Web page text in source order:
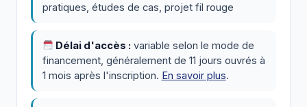
pratiques, études de cas, projet fil rouge
Délai d'accès : variable selon le mode de
financement, généralement de 11 jours ouvrés à
1 mois après l'inscription. En savoir plus.